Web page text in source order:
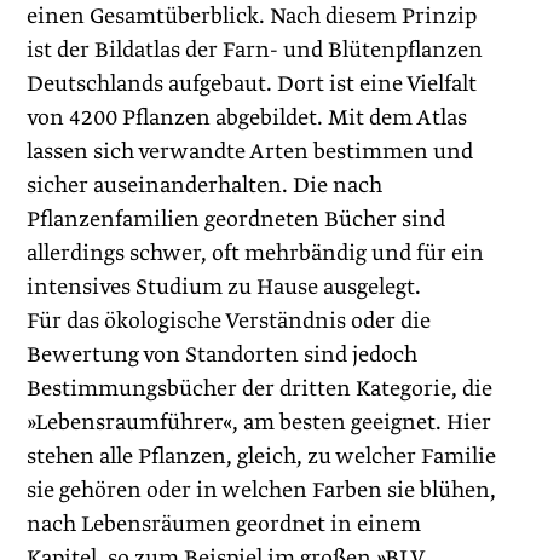
einen Gesamtüberblick. Nach diesem Prinzip
ist der Bildatlas der Farn- und Blütenpflanzen
Deutschlands aufgebaut. Dort ist eine Vielfalt
von 4200 Pflanzen abgebildet. Mit dem Atlas
lassen sich verwandte Arten bestimmen und
sicher auseinanderhalten. Die nach
Pflanzenfamilien geordneten Bücher sind
allerdings schwer, oft mehrbändig und für ein
intensives Studium zu Hause ausgelegt.
Für das ökologische Verständnis oder die
Bewertung von Standorten sind jedoch
Bestimmungsbücher der dritten Kategorie, die
»Lebensraumführer«, am besten geeignet. Hier
stehen alle Pflanzen, gleich, zu welcher Familie
sie gehören oder in welchen Farben sie blühen,
nach Lebensräumen geordnet in einem